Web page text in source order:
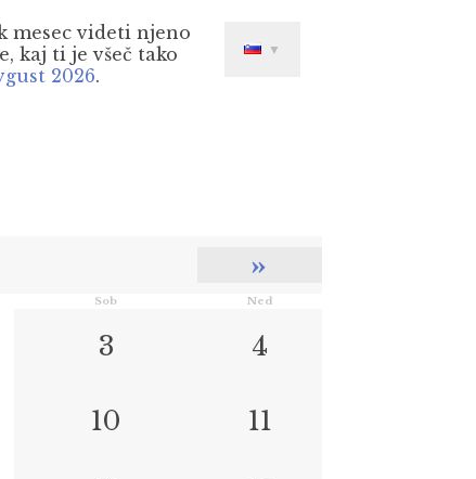
mesec videti njeno
kaj ti je všeč tako
2026.
▼
»
Sob Ned
3 4
10 11